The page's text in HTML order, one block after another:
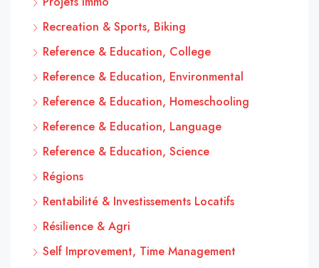
Recreation & Sports, Biking
Reference & Education, College
Reference & Education, Environmental
Reference & Education, Homeschooling
Reference & Education, Language
Reference & Education, Science
Régions
Rentabilité & Investissements Locatifs
Résilience & Agri
Self Improvement, Time Management